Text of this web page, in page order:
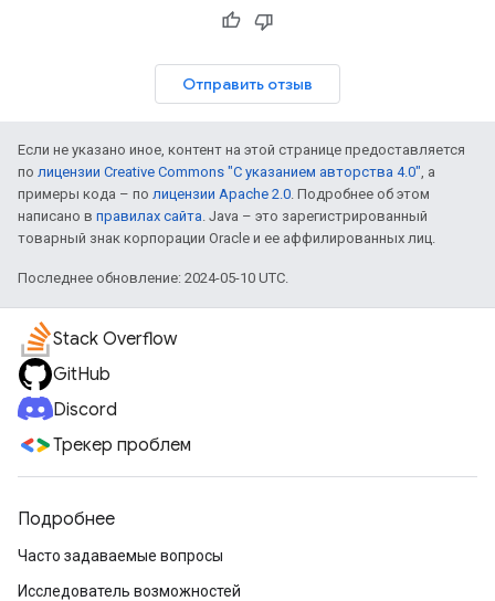
Отправить отзыв
Если не указано иное, контент на этой странице предоставляется
по лицензии Creative Commons "С указанием авторства 4.0" , а
примеры кода – по лицензии Apache 2.0 . Подробнее об этом
написано в правилах сайта . Java – это зарегистрированный
товарный знак корпорации Oracle и ее аффилированных лиц.
Последнее обновление: 2024-05-10 UTC.
Stack Overflow
GitHub
Discord
Трекер проблем
Подробнее
Часто задаваемые вопросы
Исследователь возможностей